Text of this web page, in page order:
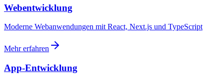
Webentwicklung
Moderne Webanwendungen mit React, Next.js und TypeScript
Mehr erfahren
App-Entwicklung